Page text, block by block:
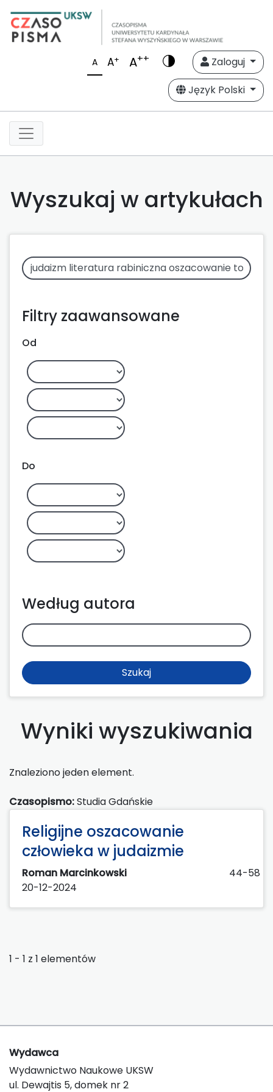
A A+ A++
Zaloguj
Język Polski
Wyszukaj w artykułach
Filtry zaawansowane
Od
Do
Według autora
Szukaj
Wyniki wyszukiwania
Znaleziono jeden element.
Czasopismo:Studia Gdańskie
Religijne oszacowanie
człowieka w judaizmie
Roman Marcinkowski
44-58
20-12-2024
1 - 1 z 1 elementów
Wydawca
Wydawnictwo Naukowe UKSW
ul. Dewajtis 5, domek nr 2